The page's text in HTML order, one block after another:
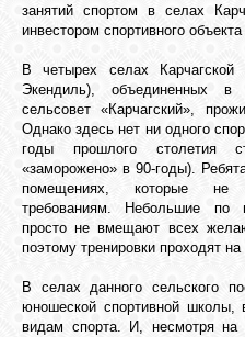
КУЛЬТУРА
ГОЛОС
НАРОДЫ
БИБЛИОТЕКА
ФОРУМ
занятий спортом в селах
инвестором спортивного
В четырех селах
Экендиль), объединенных
сельсовет «Карчагский»,
Однако здесь нет ни одного
годы прошлого столетия
«заморожено» в 90-годы).
помещениях, которые не
требованиям. Небольшие по
просто не вмещают всех
поэтому тренировки проходят
В селах данного сельского
юношеской спортивной школы,
видам спорта. И, несмотря на